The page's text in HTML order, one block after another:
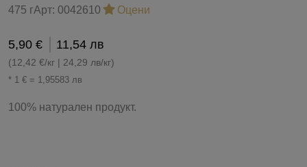
475 гАрт: 0042610 Оцени
5,90 € 11,54 лв
(12,42 €/кг | 24,29 лв/кг)
* 1 € = 1,95583 лв
100% натурален продукт.